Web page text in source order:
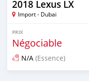
2018 Lexus LX
Import - Dubai
PRIX
Négociable
N/A (Essence)